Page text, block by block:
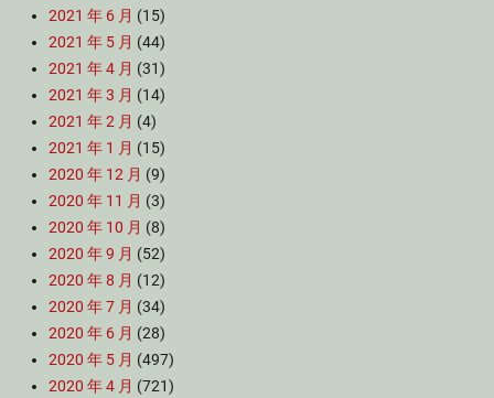
2021 年 6 月 (15)
2021 年 5 月 (44)
2021 年 4 月 (31)
2021 年 3 月 (14)
2021 年 2 月 (4)
2021 年 1 月 (15)
2020 年 12 月 (9)
2020 年 11 月 (3)
2020 年 10 月 (8)
2020 年 9 月 (52)
2020 年 8 月 (12)
2020 年 7 月 (34)
2020 年 6 月 (28)
2020 年 5 月 (497)
2020 年 4 月 (721)